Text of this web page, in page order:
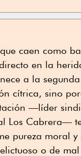
caen como
en la
a la
cítrica, sino
—líder
Los Cabrera—
pureza moral
o de